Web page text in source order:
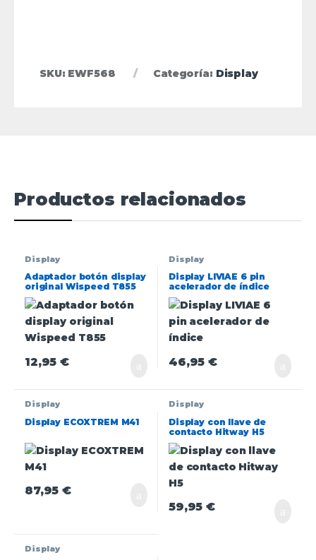
SKU: EWF568 Categoría: Display
Productos relacionados
Display
Adaptador botón display
original Wispeed T855
12,95€
Display
Display LIVIAE 6 pin
acelerador de índice
46,95€
Display
Display ECOXTREM M41
87,95€
Display
Display con llave de
contacto Hitway H5
59,95€
Display